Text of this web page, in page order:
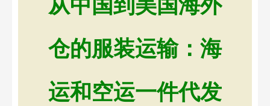
从中国到美国海外
仓的服装运输：海
运和空运一件代发